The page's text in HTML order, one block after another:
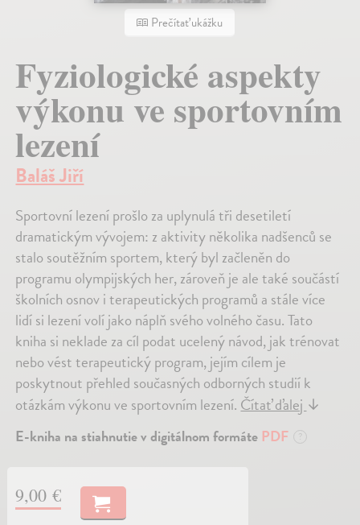
Prečítať ukážku
Fyziologické aspekty
výkonu ve sportovním
lezení
Baláš Jiří
Sportovní lezení prošlo za uplynulá tři desetiletí
dramatickým vývojem: z aktivity několika nadšenců se
stalo soutěžním sportem, který byl začleněn do
programu olympijských her, zároveň je ale také součástí
školních osnov i terapeutických programů a stále více
lidí si lezení volí jako náplň svého volného času. Tato
kniha si neklade za cíl podat ucelený návod, jak trénovat
nebo vést terapeutický program, jejím cílem je
poskytnout přehled současných odborných studií k
otázkám výkonu ve sportovním lezení. Čítať ďalej ↓
E-kniha na stiahnutie v digitálnom formáte PDF ?
9,00 €